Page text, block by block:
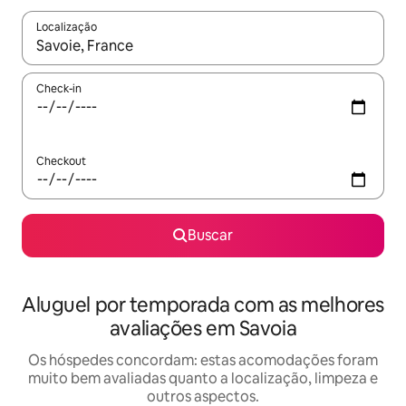
Localização
Quando os resultados estiverem disponíveis, explore-os
Check-in
Checkout
Buscar
Aluguel por temporada com as melhores
avaliações em Savoia
Os hóspedes concordam: estas acomodações foram
muito bem avaliadas quanto a localização, limpeza e
outros aspectos.